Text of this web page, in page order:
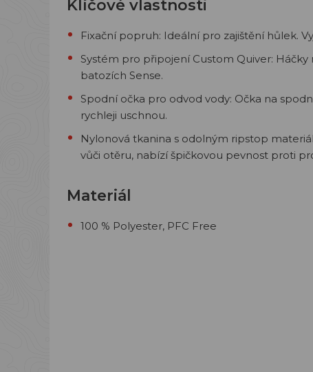
Klíčové vlastnosti
Fixační popruh: Ideální pro zajištění hůlek.
Systém pro připojení Custom Quiver: Háčky
batozích Sense.
Spodní očka pro odvod vody: Očka na
rychleji uschnou.
Nylonová tkanina s odolným ripstop
vůči otěru, nabízí špičkovou pevnost proti
Materiál
100 % Polyester, PFC Free